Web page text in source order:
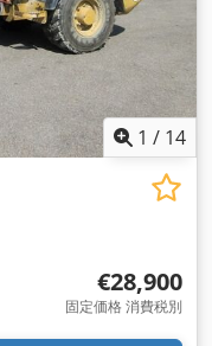
1 / 14
€28,900
固定価格 消費税別